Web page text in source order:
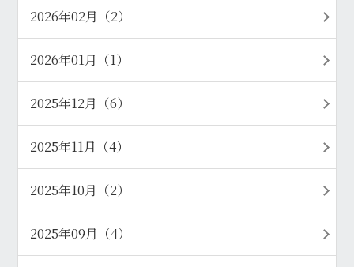
2026年02月（2）
2026年01月（1）
2025年12月（6）
2025年11月（4）
2025年10月（2）
2025年09月（4）